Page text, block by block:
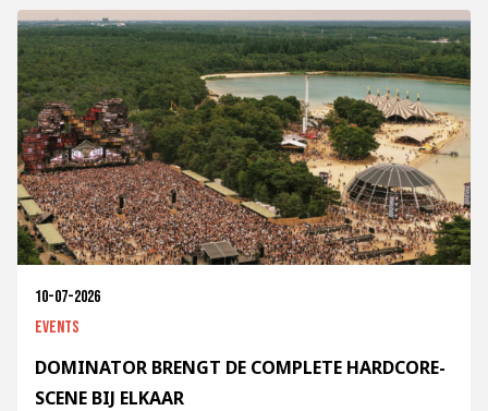
10-07-2026
Events
DOMINATOR BRENGT DE COMPLETE HARDCORE-
SCENE BIJ ELKAAR